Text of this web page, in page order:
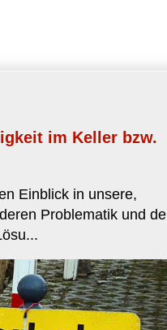
im Keller bzw.
Einblick in unsere,
Problematik und